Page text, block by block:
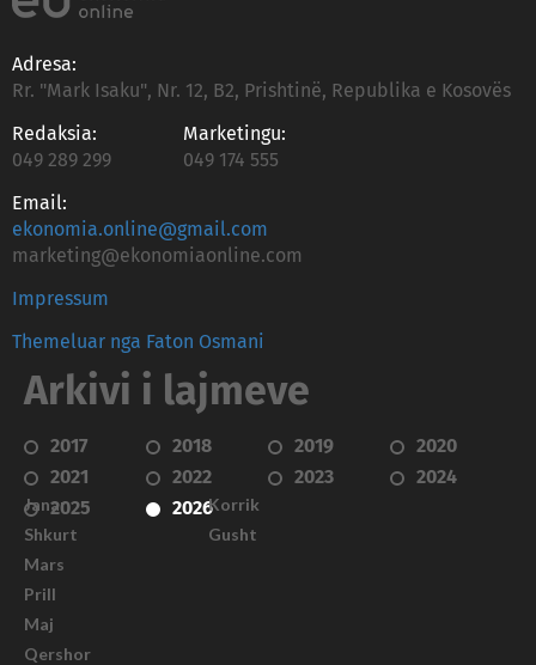
Adresa:
Rr. "Mark Isaku", Nr. 12, B2, Prishtinë, Republika e Kosovës
Redaksia:
049 289 299
Marketingu:
049 174 555
Email:
ekonomia.online@gmail.com
marketing@ekonomiaonline.com
Impressum
Themeluar nga Faton Osmani
Arkivi i lajmeve
2017 2018 2019
2020
2021
2022 2023
2024
2025
2026
Janar
Shkurt
Mars
Prill
Maj
Qershor
Korrik
Gusht